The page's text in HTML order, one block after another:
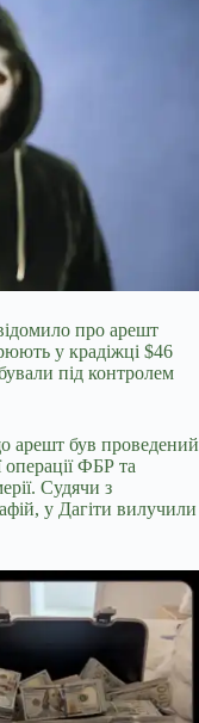
про арешт
у крадіжці $46
під контролем
арешт був проведений
ФБР та
Судячи з
у Дагіти вилучили